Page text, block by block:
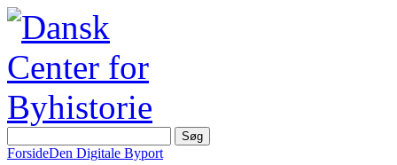
ForsideDen Digitale Byport